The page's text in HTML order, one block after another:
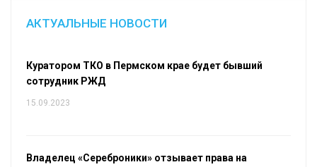
АКТУАЛЬНЫЕ НОВОСТИ
Куратором ТКО в Пермском крае будет бывший
сотрудник РЖД
15.09.2023
Владелец «Сереброники» отзывает права на